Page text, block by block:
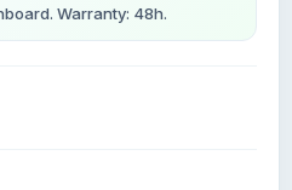
Warranty: 48h.